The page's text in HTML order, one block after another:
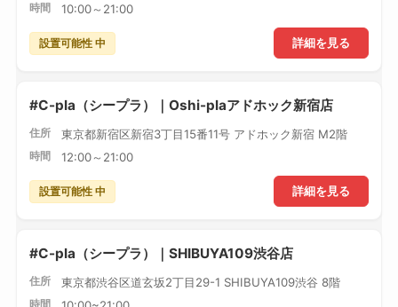
時間 10:00～21:00
詳細を見る
設置可能性 中
#C-pla（シープラ）｜Oshi-plaアドホック新宿店
住所 東京都新宿区新宿3丁目15番11号 アドホック新宿 M2階
時間 12:00～21:00
詳細を見る
設置可能性 中
#C-pla（シープラ）｜SHIBUYA109渋谷店
住所 東京都渋谷区道玄坂2丁目29-1 SHIBUYA109渋谷 8階
時間